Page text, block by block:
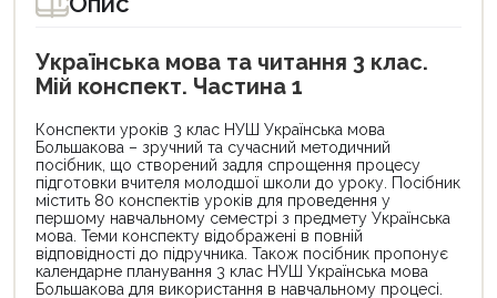
Українська мова та читання 3 клас.
Мій конспект. Частина 1
Конспекти уроків 3 клас НУШ Українська мова
Большакова – зручний та сучасний методичний
посібник, що створений задля спрощення процесу
підготовки вчителя молодшої школи до уроку. Посібник
містить 80 конспектів уроків для проведення у
першому навчальному семестрі з предмету Українська
мова. Теми конспекту відображені в повній
відповідності до підручника. Також посібник пропонує
календарне планування 3 клас НУШ Українська мова
Большакова для використання в навчальному процесі.